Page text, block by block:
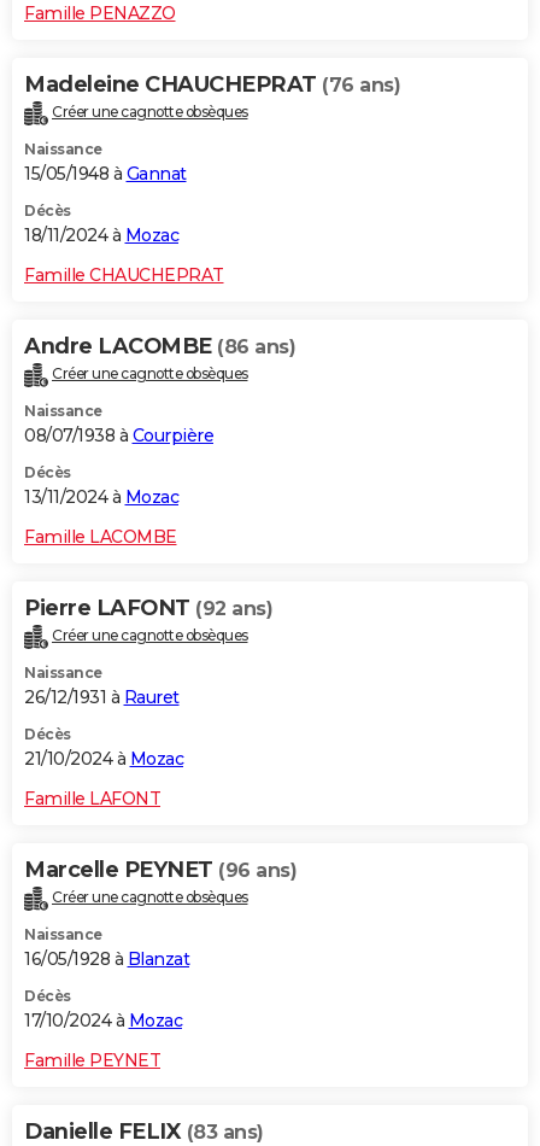
Famille PENAZZO
Madeleine CHAUCHEPRAT (76 ans)
Créer une cagnotte obsèques
Naissance
15/05/1948 à Gannat
Décès
18/11/2024 à Mozac
Famille CHAUCHEPRAT
Andre LACOMBE (86 ans)
Créer une cagnotte obsèques
Naissance
08/07/1938 à Courpière
Décès
13/11/2024 à Mozac
Famille LACOMBE
Pierre LAFONT (92 ans)
Créer une cagnotte obsèques
Naissance
26/12/1931 à Rauret
Décès
21/10/2024 à Mozac
Famille LAFONT
Marcelle PEYNET (96 ans)
Créer une cagnotte obsèques
Naissance
16/05/1928 à Blanzat
Décès
17/10/2024 à Mozac
Famille PEYNET
Danielle FELIX (83 ans)